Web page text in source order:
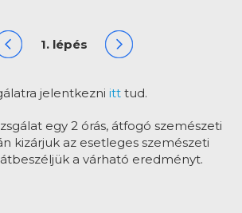
1. lépés
jelentkezni itt tud.
egy 2 órás, átfogó szemészeti
kizárjuk az esetleges szemészeti
a várható eredményt.